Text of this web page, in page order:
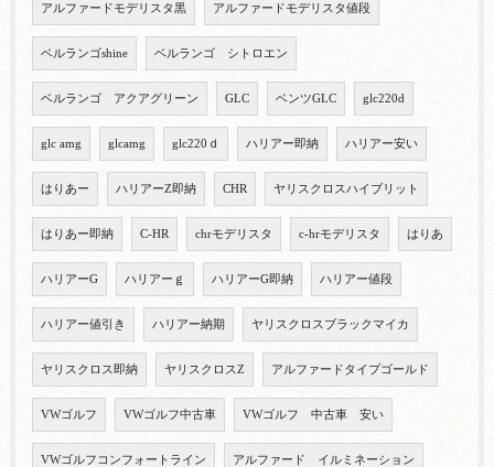
アルファードモデリスタ黒 アルファードモデリスタ値段
ベルランゴshine ベルランゴ シトロエン
ベルランゴ アクアグリーン GLC ベンツGLC glc220d
glc amg glcamg glc220ｄ ハリアー即納 ハリアー安い
はりあー ハリアーZ即納 CHR ヤリスクロスハイブリット
はりあー即納 C-HR chrモデリスタ c-hrモデリスタ はりあ
ハリアーG ハリアーｇ ハリアーG即納 ハリアー値段
ハリアー値引き ハリアー納期 ヤリスクロスブラックマイカ
ヤリスクロス即納 ヤリスクロスZ アルファードタイプゴールド
VWゴルフ VWゴルフ中古車 VWゴルフ 中古車 安い
VWゴルフコンフォートライン アルファード イルミネーション